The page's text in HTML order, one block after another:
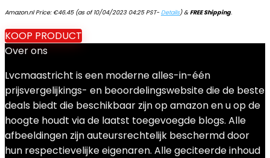
Amazon.nl Price: €46.45(as of 10/04/2023 04:25 PST-Details)&FREE Shipping.
KOOP PRODUCT
Over ons
Lvcmaastricht is een moderne alles-in-één
prijsvergelijkings- en beoordelingswebsite die de beste
deals biedt die beschikbaar zijn op amazon en u op de
hoogte houdt via de laatst toegevoegde blogs. Alle
afbeeldingen zijn auteursrechtelijk beschermd door
hun respectievelijke eigenaren. Alle geciteerde inhoud